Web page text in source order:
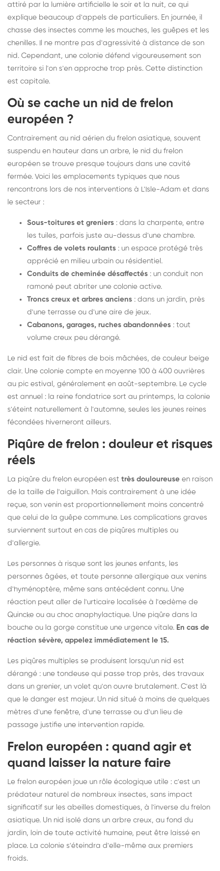
attiré par la lumière artificielle le soir et la nuit, ce qui
explique beaucoup d'appels de particuliers. En journée, il
chasse des insectes comme les mouches, les guêpes et les
chenilles. Il ne montre pas d'agressivité à distance de son
nid. Cependant, une colonie défend vigoureusement son
territoire si l'on s'en approche trop près. Cette distinction
est capitale.
Où se cache un nid de frelon
européen ?
Contrairement au nid aérien du frelon asiatique, souvent
suspendu en hauteur dans un arbre, le nid du frelon
européen se trouve presque toujours dans une cavité
fermée. Voici les emplacements typiques que nous
rencontrons lors de nos interventions à L'Isle-Adam et dans
le secteur :
Sous-toitures et greniers : dans la charpente, entre
les tuiles, parfois juste au-dessus d'une chambre.
Coffres de volets roulants : un espace protégé très
apprécié en milieu urbain ou résidentiel.
Conduits de cheminée désaffectés : un conduit non
ramoné peut abriter une colonie active.
Troncs creux et arbres anciens : dans un jardin, près
d'une terrasse ou d'une aire de jeux.
Cabanons, garages, ruches abandonnées : tout
volume creux peu dérangé.
Le nid est fait de fibres de bois mâchées, de couleur beige
clair. Une colonie compte en moyenne 100 à 400 ouvrières
au pic estival, généralement en août-septembre. Le cycle
est annuel : la reine fondatrice sort au printemps, la colonie
s'éteint naturellement à l'automne, seules les jeunes reines
fécondées hiverneront ailleurs.
Piqûre de frelon : douleur et risques
réels
La piqûre du frelon européen est très douloureuse en raison
de la taille de l'aiguillon. Mais contrairement à une idée
reçue, son venin est proportionnellement moins concentré
que celui de la guêpe commune. Les complications graves
surviennent surtout en cas de piqûres multiples ou
d'allergie.
Les personnes à risque sont les jeunes enfants, les
personnes âgées, et toute personne allergique aux venins
d'hyménoptère, même sans antécédent connu. Une
réaction peut aller de l'urticaire localisée à l'œdème de
Quincke ou au choc anaphylactique. Une piqûre dans la
bouche ou la gorge constitue une urgence vitale. En cas de
réaction sévère, appelez immédiatement le 15.
Les piqûres multiples se produisent lorsqu'un nid est
dérangé : une tondeuse qui passe trop près, des travaux
dans un grenier, un volet qu'on ouvre brutalement. C'est là
que le danger est majeur. Un nid situé à moins de quelques
mètres d'une fenêtre, d'une terrasse ou d'un lieu de
passage justifie une intervention rapide.
Frelon européen : quand agir et
quand laisser la nature faire
Le frelon européen joue un rôle écologique utile : c'est un
prédateur naturel de nombreux insectes, sans impact
significatif sur les abeilles domestiques, à l'inverse du frelon
asiatique. Un nid isolé dans un arbre creux, au fond du
jardin, loin de toute activité humaine, peut être laissé en
place. La colonie s'éteindra d'elle-même aux premiers
froids.